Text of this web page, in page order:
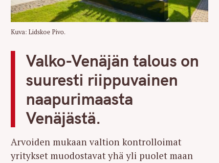
Kuva: Lidskoe Pivo.
Valko-Venäjän talous on
suuresti riippuvainen
naapurimaasta
Venäjästä.
Arvoiden mukaan valtion kontrolloimat
yritykset muodostavat yhä yli puolet maan